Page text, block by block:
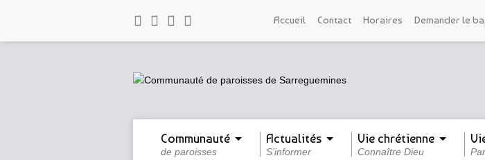
Accueil Contact Horaires Demander le
Communauté
de paroisses
Actualités
S’informer
Vie chrétienne
Connaître Dieu